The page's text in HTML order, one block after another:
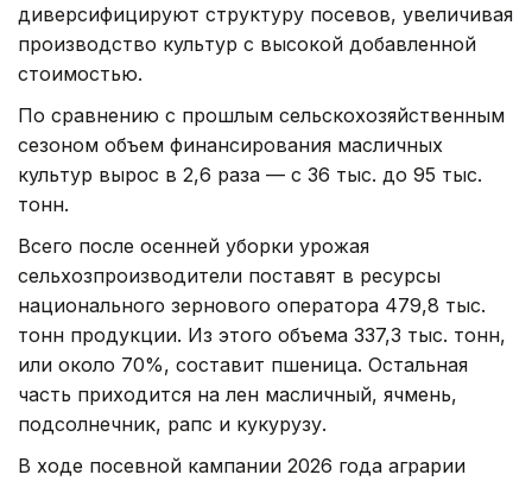
диверсифицируют структуру посевов, увеличивая
производство культур с высокой добавленной
стоимостью.
По сравнению с прошлым сельскохозяйственным
сезоном объем финансирования масличных
культур вырос в 2,6 раза — с 36 тыс. до 95 тыс.
тонн.
Всего после осенней уборки урожая
сельхозпроизводители поставят в ресурсы
национального зернового оператора 479,8 тыс.
тонн продукции. Из этого объема 337,3 тыс. тонн,
или около 70%, составит пшеница. Остальная
часть приходится на лен масличный, ячмень,
подсолнечник, рапс и кукурузу.
В ходе посевной кампании 2026 года аграрии